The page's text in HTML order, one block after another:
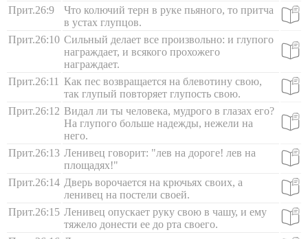
Прит.26:9
Что колючий терн в руке пьяного, то притча
в устах глупцов.
Прит.26:10 Сильный делает все произвольно: и глупого
награждает, и всякого прохожего
награждает.
Прит.26:11 Как пес возвращается на блевотину свою,
так глупый повторяет глупость свою.
Прит.26:12 Видал ли ты человека, мудрого в глазах его?
На глупого больше надежды, нежели на
него.
Прит.26:13 Ленивец говорит: "лев на дороге! лев на
площадях!"
Прит.26:14 Дверь ворочается на крючьях своих, а
ленивец на постели своей.
Прит.26:15 Ленивец опускает руку свою в чашу, и ему
тяжело донести ее до рта своего.